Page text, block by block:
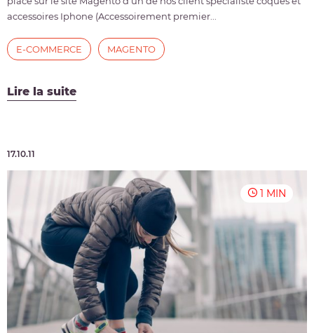
accessoires Iphone (Accessoirement premier...
Lire la suite
E-COMMERCE MAGENTO
17.10.11
1 MIN